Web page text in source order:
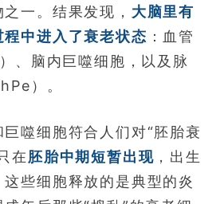
一。结果发现， 大脑里有
中进入了衰老状态 ：血管
、脑内巨噬细胞，以及脉
）。
噬细胞符合人们对“胚胎衰
在胚胎中期短暂出现 ，出生
些细胞释放的是典型的炎